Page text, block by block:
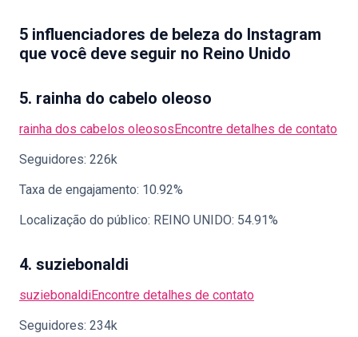
5 influenciadores de beleza do Instagram
que você deve seguir no Reino Unido
5. rainha do cabelo oleoso
rainha dos cabelos oleososEncontre detalhes de contato
Seguidores: 226k
Taxa de engajamento: 10.92%
Localização do público: REINO UNIDO: 54.91%
4. suziebonaldi
suziebonaldiEncontre detalhes de contato
Seguidores: 234k